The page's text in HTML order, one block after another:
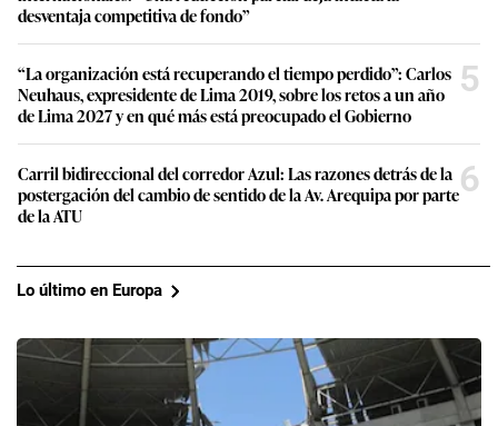
desventaja competitiva de fondo”
“La organización está recuperando el tiempo perdido”: Carlos
Neuhaus, expresidente de Lima 2019, sobre los retos a un año
de Lima 2027 y en qué más está preocupado el Gobierno
5
Carril bidireccional del corredor Azul: Las razones detrás de la
postergación del cambio de sentido de la Av. Arequipa por parte
de la ATU
6
Lo último en Europa